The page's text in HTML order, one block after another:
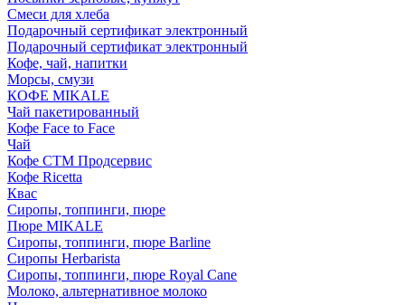
Смеси для хлеба
Подарочный сертификат электронный
Подарочный сертификат электронный
Кофе, чай, напитки
Морсы, смузи
КОФЕ MIKALE
Чай пакетированный
Кофе Face to Face
Чай
Кофе СТМ Продсервис
Кофе Ricetta
Квас
Сиропы, топпинги, пюре
Пюре MIKALE
Сиропы, топпинги, пюре Barline
Сиропы Herbarista
Сиропы, топпинги, пюре Royal Cane
Молоко, альтернативное молоко